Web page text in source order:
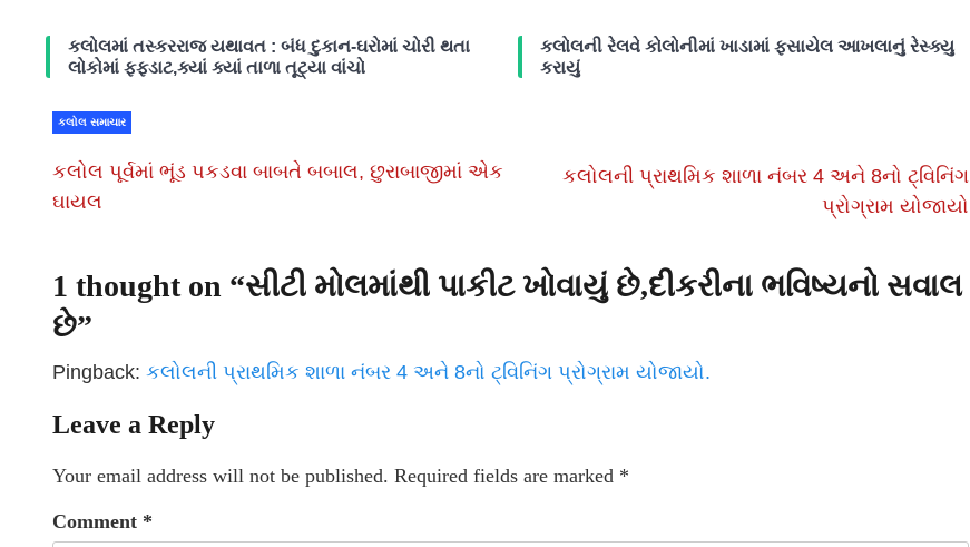
કલોલમાં તસ્કરરાજ યથાવત : બંધ દુકાન-ઘરોમાં ચોરી થતા
લોકોમાં ફફડાટ,ક્યાં ક્યાં તાળા તૂટ્યા વાંચો
કલોલની રેલવે કોલોનીમાં ખાડામાં ફસાયેલ આખલાનું રેસ્ક્યુ
કરાયું
કલોલ સમાચાર
કલોલ પૂર્વમાં ભૂંડ પકડવા બાબતે બબાલ, છુરાબાજીમાં એક
ઘાયલ
કલોલની પ્રાથમિક શાળા નંબર 4 અને 8નો ટ્વિનિંગ
પ્રોગ્રામ યોજાયો
1 thought on “સીટી મોલમાંથી પાકીટ ખોવાયું છે,દીકરીના ભવિષ્યનો સવાલ
છે”
Pingback: કલોલની પ્રાથમિક શાળા નંબર 4 અને 8નો ટ્વિનિંગ પ્રોગ્રામ યોજાયો.
Leave a Reply
Your email address will not be published. Required fields are marked *
Comment *